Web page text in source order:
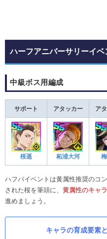
ハーフアニバーサリーイ
中級ボス用編成
サポート アタッカー ア
桜遥 柘浦大河
ハフバイベントは黄属性推奨のコ
された桜を筆頭に、 黄属性のキャ
進めましょう。
キャラの育成要素